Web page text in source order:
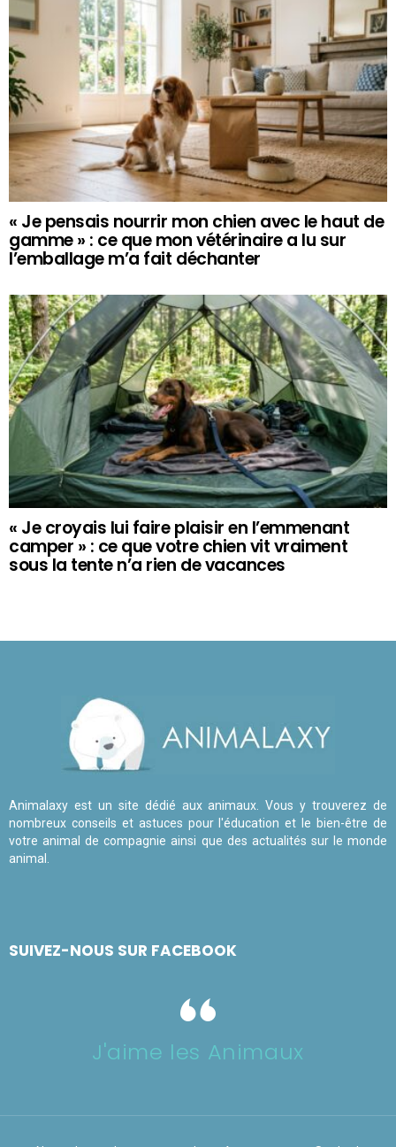
« Je pensais nourrir mon chien avec le haut de
gamme » : ce que mon vétérinaire a lu sur
l’emballage m’a fait déchanter
« Je croyais lui faire plaisir en l’emmenant
camper » : ce que votre chien vit vraiment
sous la tente n’a rien de vacances
Animalaxy est un site dédié aux animaux. Vous y trouverez de
nombreux conseils et astuces pour l'éducation et le bien-être de
votre animal de compagnie ainsi que des actualités sur le monde
animal.
SUIVEZ-NOUS SUR FACEBOOK
J'aime les Animaux